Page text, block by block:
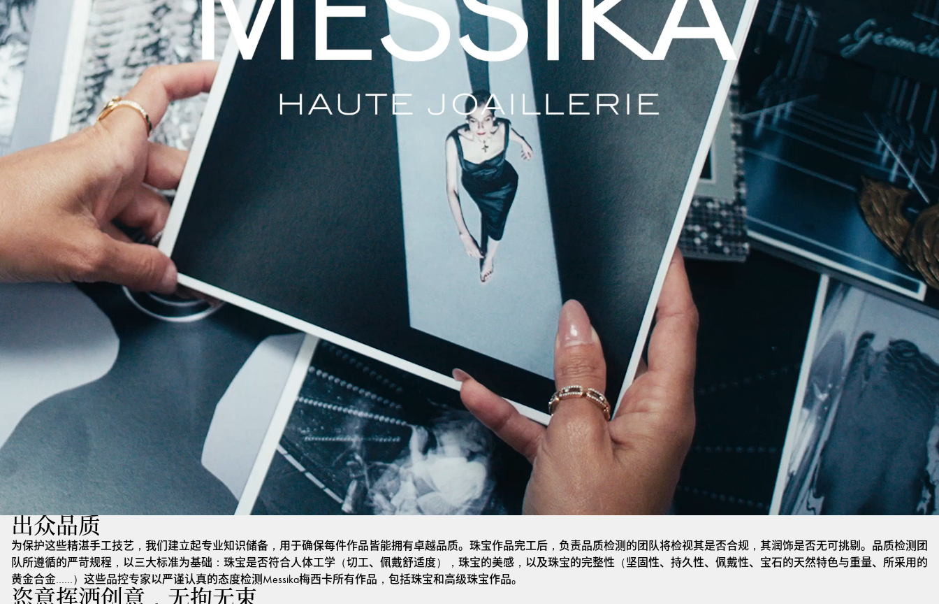
出众品质
为保护这些精湛手工技艺，我们建立起专业知识储备，用于确保每件作品皆能拥有卓越品质。珠宝作品完工后，负责品质检测的团队将检视其是否合规，其润饰是否无可挑剔。品质检测团
队所遵循的严苛规程，以三大标准为基础：珠宝是否符合人体工学（切工、佩戴舒适度），珠宝的美感，以及珠宝的完整性（坚固性、持久性、佩戴性、宝石的天然特色与重量、所采用的
黄金合金……）这些品控专家以严谨认真的态度检测Messika梅西卡所有作品，包括珠宝和高级珠宝作品。